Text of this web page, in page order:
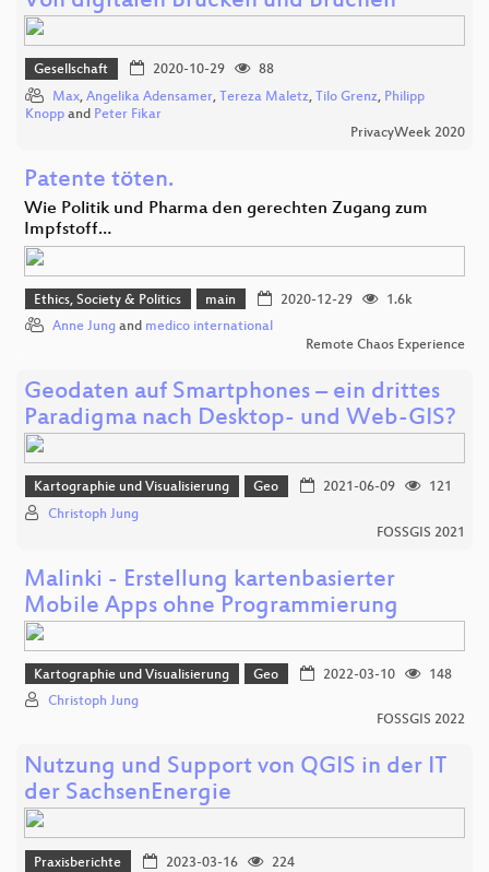
Gesellschaft 2020-10-29
88
Max, Angelika Adensamer, Tereza Maletz, Tilo Grenz, Philipp
Knopp and Peter Fikar
PrivacyWeek 2020
Patente töten.
Wie Politik und Pharma den gerechten Zugang zum
Impfstoff…
Ethics, Society & Politics main 2020-12-29
1.6k
Anne Jung and medico international
Remote Chaos Experience
Geodaten auf Smartphones – ein drittes
Paradigma nach Desktop- und Web-GIS?
Kartographie und Visualisierung Geo 2021-06-09
121
Christoph Jung
FOSSGIS 2021
Malinki - Erstellung kartenbasierter
Mobile Apps ohne Programmierung
Kartographie und Visualisierung Geo 2022-03-10
148
Christoph Jung
FOSSGIS 2022
Nutzung und Support von QGIS in der IT
der SachsenEnergie
Praxisberichte 2023-03-16 224